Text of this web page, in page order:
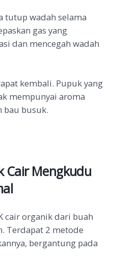
tutup wadah selama
gas yang
dan mencegah wadah
kembali. Pupuk yang
mempunyai aroma
bau busuk.
Cair Mengkudu
cair organik dari buah
Terdapat 2 metode
bergantung pada